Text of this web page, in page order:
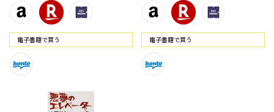
電⼦書籍で買う 電⼦書籍で買う